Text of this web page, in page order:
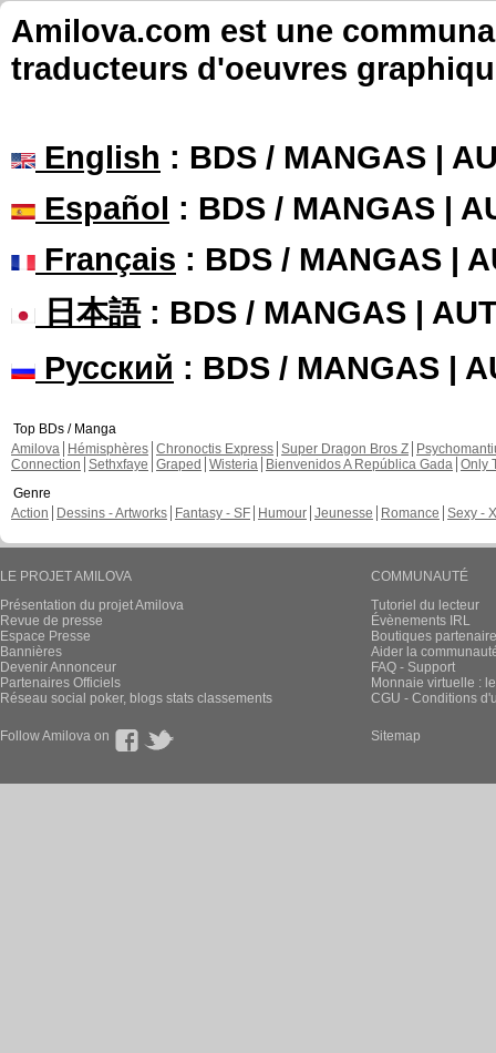
Amilova.com est une
traducteurs d'oeuvres
English : BDS / MANGAS |
Español : BDS / MANGAS |
Français : BDS / MANGAS |
日本語: BDS / MANGAS |
Русский : BDS / MANGAS |
Top BDs / Manga
Amilova
Hémisphères Chronoctis Express Super Dragon Bros Z
Connection Sethxfaye Graped Wisteria Bienvenidos A República Gada Only
Genre
Action
Dessins - Artworks Fantasy - SF Humour Jeunesse Romance Sexy -
LE PROJET AMILOVA
Présentation du projet Amilova
Revue de presse
Espace Presse
Bannières
Devenir Annonceur
Partenaires Officiels
Réseau social poker, blogs stats classements
COMMUNAUTÉ
Tutoriel du lecteur
Évènements IRL
Boutiques
Aider la
FAQ - Support
Monnaie virtuelle :
CGU - Conditions
Follow Amilova on Sitemap